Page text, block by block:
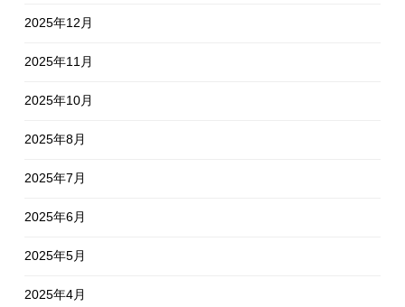
2025年12月
2025年11月
2025年10月
2025年8月
2025年7月
2025年6月
2025年5月
2025年4月